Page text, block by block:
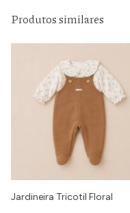
Produtos similares
Jardineira Tricotil Floral